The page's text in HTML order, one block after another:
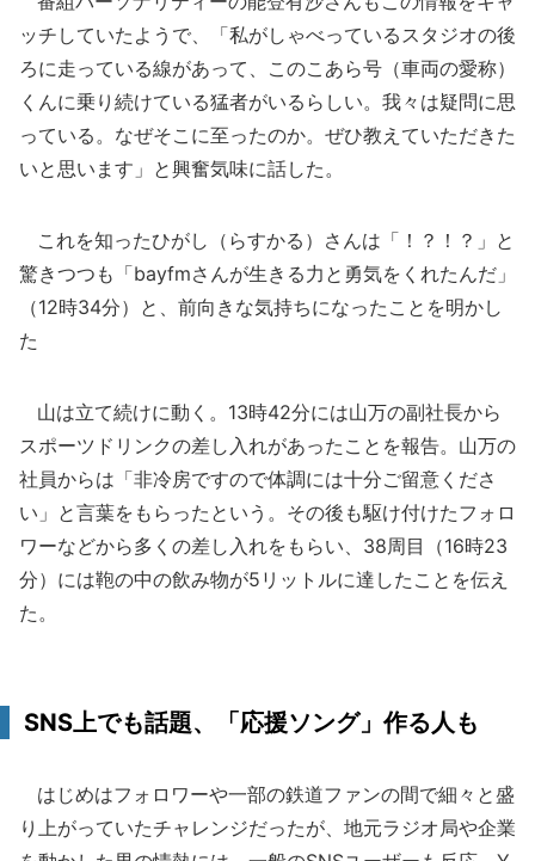
ッチしていたようで、「私がしゃべっているスタジオの後
ろに走っている線があって、このこあら号（車両の愛称）
くんに乗り続けている猛者がいるらしい。我々は疑問に思
っている。なぜそこに至ったのか。ぜひ教えていただきた
いと思います」と興奮気味に話した。
これを知ったひがし（らすかる）さんは「！？！？」と
驚きつつも「bayfmさんが生きる力と勇気をくれたんだ」
（12時34分）と、前向きな気持ちになったことを明かし
た
山は立て続けに動く。13時42分には山万の副社長から
スポーツドリンクの差し入れがあったことを報告。山万の
社員からは「非冷房ですので体調には十分ご留意くださ
い」と言葉をもらったという。その後も駆け付けたフォロ
ワーなどから多くの差し入れをもらい、38周目（16時23
分）には鞄の中の飲み物が5リットルに達したことを伝え
た。
SNS上でも話題、「応援ソング」作る人も
はじめはフォロワーや一部の鉄道ファンの間で細々と盛
り上がっていたチャレンジだったが、地元ラジオ局や企業